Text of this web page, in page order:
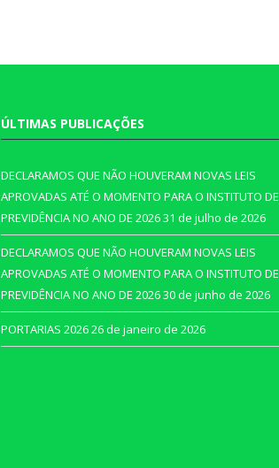
ÚLTIMAS PUBLICAÇÕES
DECLARAMOS QUE NÃO HOUVERAM NOVAS LEIS
APROVADAS ATÉ O MOMENTO PARA O INSTITUTO DE
PREVIDÊNCIA NO ANO DE 202631 de julho de 2026
DECLARAMOS QUE NÃO HOUVERAM NOVAS LEIS
APROVADAS ATÉ O MOMENTO PARA O INSTITUTO DE
PREVIDÊNCIA NO ANO DE 202630 de junho de 2026
PORTARIAS 202626 de janeiro de 2026